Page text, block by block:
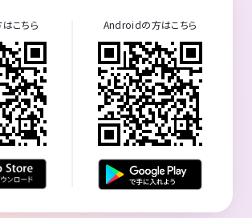
こちら Androidの方はこちら